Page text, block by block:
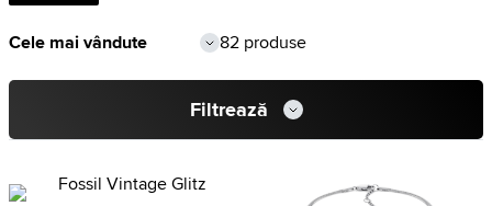
82 produse
Filtrează